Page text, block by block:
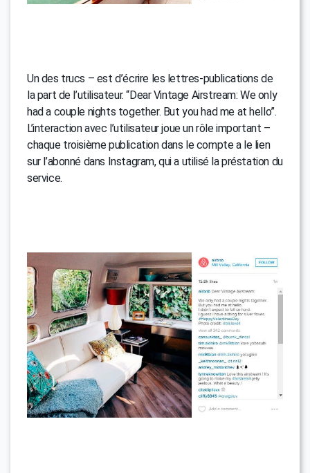
Un des trucs – est d’écrire les lettres-publications de
la part de l’utilisateur. “Dear Vintage Airstream: We only
had a couple nights together. But you had me at hello”.
L’interaction avec l’utilisateur joue un rôle important –
chaque troisième publication dans le compte a le lien
sur l’abonné dans Instagram, qui a utilisé la préstation du
service.